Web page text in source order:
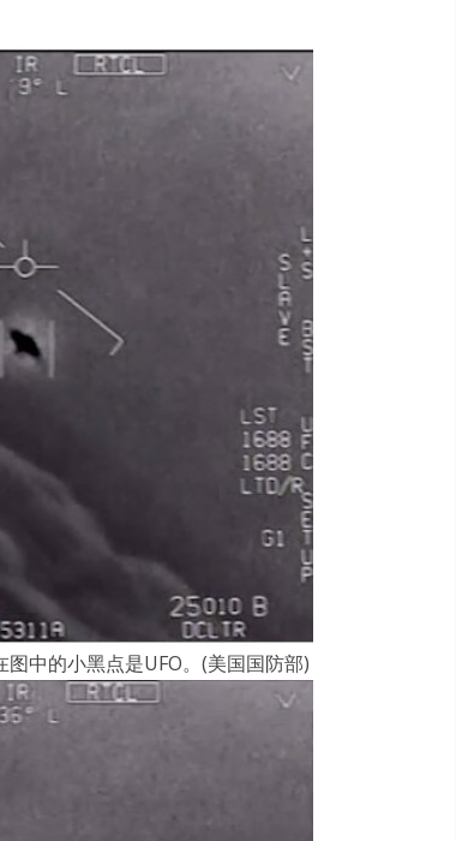
中的小黑点是UFO。(美国国防部)